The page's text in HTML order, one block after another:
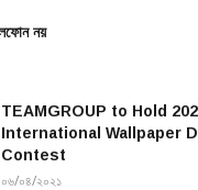
International Wallpaper
Contest
০৬/০৪/২০২১